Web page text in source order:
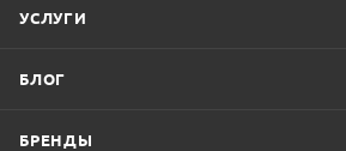
УСЛУГИ
БЛОГ
БРЕНДЫ